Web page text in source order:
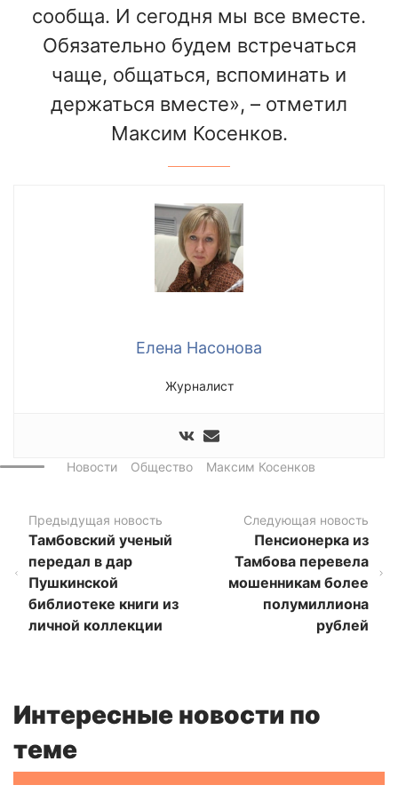
сообща. И сегодня мы все вместе.
Обязательно будем встречаться
чаще, общаться, вспоминать и
держаться вместе», – отметил
Максим Косенков.
Елена Насонова
Журналист
Новости Общество Максим Косенков
Предыдущая новость
Тамбовский ученый
передал в дар
Пушкинской
библиотеке книги из
личной коллекции
Следующая новость
Пенсионерка из
Тамбова перевела
мошенникам более
полумиллиона
рублей
Интересные новости по
теме